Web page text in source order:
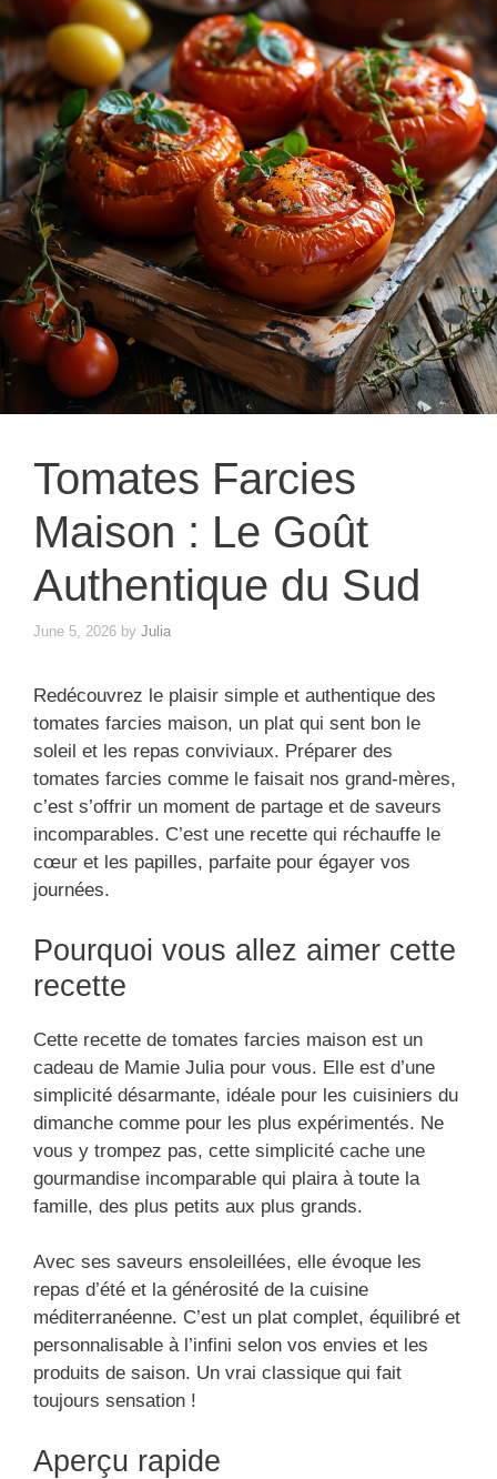
Tomates Farcies
Maison : Le Goût
Authentique du Sud
June 5, 2026 by Julia
Redécouvrez le plaisir simple et authentique des
tomates farcies maison, un plat qui sent bon le
soleil et les repas conviviaux. Préparer des
tomates farcies comme le faisait nos grand-mères,
c’est s’offrir un moment de partage et de saveurs
incomparables. C’est une recette qui réchauffe le
cœur et les papilles, parfaite pour égayer vos
journées.
Pourquoi vous allez aimer cette
recette
Cette recette de tomates farcies maison est un
cadeau de Mamie Julia pour vous. Elle est d’une
simplicité désarmante, idéale pour les cuisiniers du
dimanche comme pour les plus expérimentés. Ne
vous y trompez pas, cette simplicité cache une
gourmandise incomparable qui plaira à toute la
famille, des plus petits aux plus grands.
Avec ses saveurs ensoleillées, elle évoque les
repas d’été et la générosité de la cuisine
méditerranéenne. C’est un plat complet, équilibré et
personnalisable à l’infini selon vos envies et les
produits de saison. Un vrai classique qui fait
toujours sensation !
Aperçu rapide